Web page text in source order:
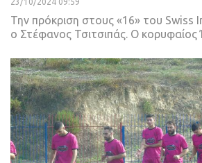
Την πρόκριση στους «16» του Swiss
ο Στέφανος Τσιτσιπάς. Ο